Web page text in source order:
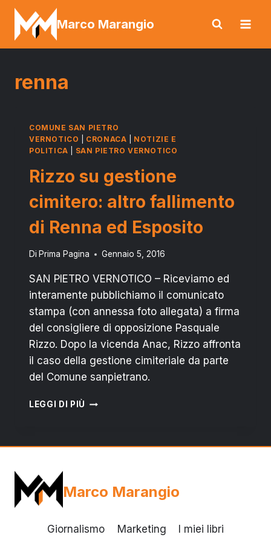
Salta
contenuto
Marco Marangio
renna
COMUNE SAN PIETRO
VERNOTICO
CRONACA
NOTIZIE E
POLITICA
SAN PIETRO VERNOTICO
Rizzo su gestione
cimitero: altro fallimento
di Renna ed Esposito
Di Prima Pagina Gennaio 5, 2016
SAN PIETRO VERNOTICO – Riceviamo ed
interamente pubblichiamo il comunicato
stampa (con annessa foto allegata) a firma
del consigliere di opposizione Pasquale
Rizzo. Dopo la vicenda Anac, Rizzo affronta
il caso della gestione cimiteriale da parte
del Comune sanpietrano.
LEGGI DI PIÙ RIZZO
RENNA
Marco Marangio
Giornalismo Marketing I miei libri